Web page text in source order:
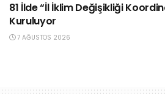
81 İlde “İl İklim Değişikliği
Kuruluyor
7 AĞUSTOS 2026